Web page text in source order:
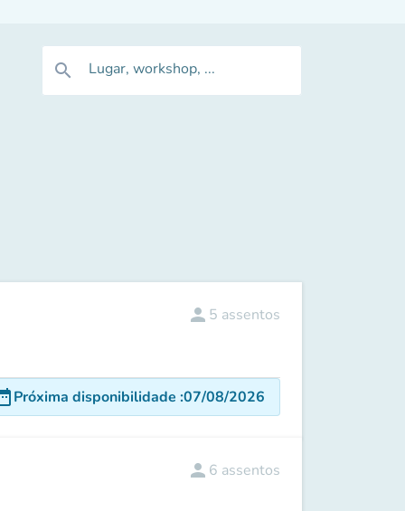
search Lugar, workshop, ...
person 5 assentos
Próxima disponibilidade :07/08/2026
person 6 assentos